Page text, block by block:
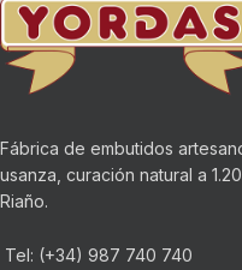
Fábrica de embutidos
usanza, curación natural a
Riaño.
Tel: (+34) 987 740 740